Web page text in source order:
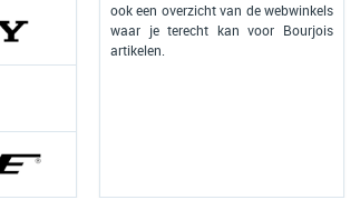
3
ook een overzicht van de webwinkels
waar je terecht kan voor Bourjois
artikelen.